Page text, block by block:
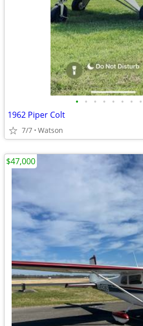
• • • • • • • •
1962 Piper Colt
7/7 Watson
$47,000